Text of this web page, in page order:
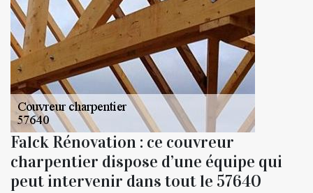
Falck Rénovation : ce couvreur
charpentier dispose d’une équipe qui
peut intervenir dans tout le 57640